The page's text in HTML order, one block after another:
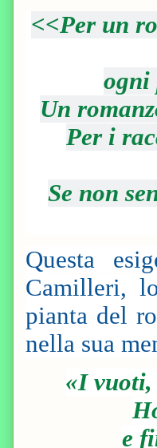
<<Per un
ogni
Un
Per i
Se non
Questa
Camilleri,
pianta del
nella sua
«I vuoti,
e